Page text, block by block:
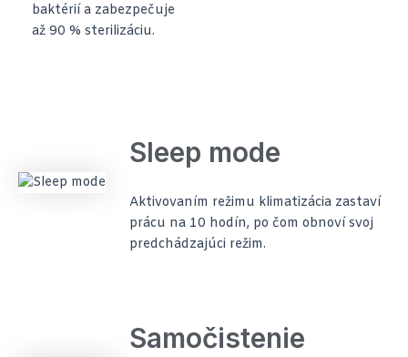
baktérií a zabezpečuje
až 90 % sterilizáciu.
Sleep mode
Aktivovaním režimu klimatizácia zastaví
prácu na 10 hodín, po čom obnoví svoj
predchádzajúci režim.
Samočistenie